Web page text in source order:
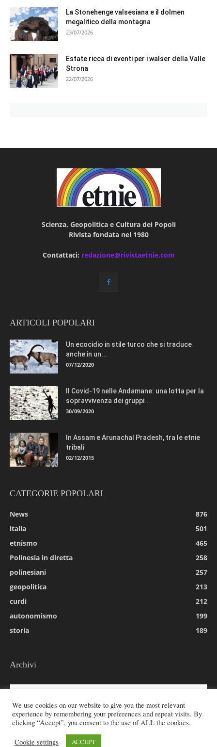
La Stonehenge valsesiana e il dolmen
megalitico della montagna
23/07/2026
Estate ricca di eventi per i walser della Valle
Strona
22/07/2026
Scienza, Geopolitica e Cultura dei Popoli
Rivista fondata nel 1980
Contattaci: redazione@rivistaetnie.com
ARTICOLI POPOLARI
Un ecocidio in stile turco che si traduce
anche in un...
07/12/2020
Il Covid-19 nelle Andamane: una lotta per la
sopravvivenza dei gruppi...
30/09/2020
In Assam e Arunachal Pradesh, tra le etnie
tribali
02/12/2015
CATEGORIE POPOLARI
News
876
italia
501
etnismo
465
Polinesia in diretta
258
polinesiani
257
geopolitica
213
curdi
212
autonomismo
199
storia
189
Archivi
Archivi
© 2026 All rights reserved - Etnie -
We use cookies on our website to give you the most relevant
experience by remembering your preferences and repeat visits. By
clicking “Accept”, you consent to the use of ALL the cookies.
Cookie settings ACCEPT